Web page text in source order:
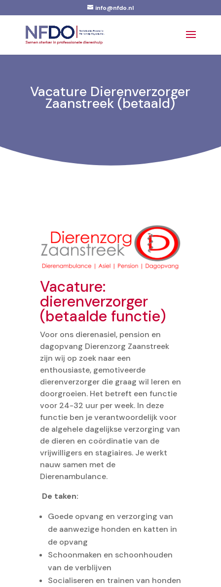
info@nfdo.nl
Vacature Dierenverzorger
Zaanstreek (betaald)
Vacature:
dierenverzorger
(betaalde functie)
Voor ons dierenasiel, pension en
dagopvang Dierenzorg Zaanstreek
zijn wij op zoek naar een
enthousiaste, gemotiveerde
dierenverzorger die graag wil leren en
doorgroeien. Het betreft een functie
voor 24-32 uur per week. In deze
functie ben je verantwoordelijk voor
de algehele dagelijkse verzorging van
de dieren en coördinatie van de
vrijwilligers en stagiaires. Je werkt
nauw samen met de
Dierenambulance.
De taken:
Goede opvang en verzorging van
de aanwezige honden en katten in
de opvang
Schoonmaken en schoonhouden
van de verblijven
Socialiseren en trainen van honden